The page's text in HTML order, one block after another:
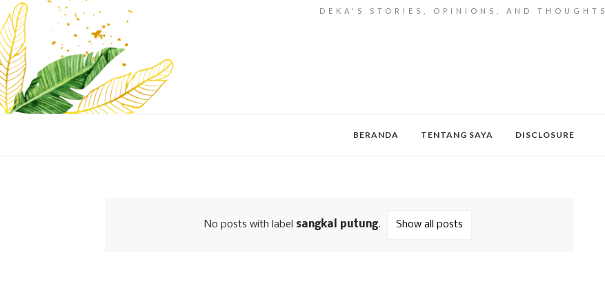
DEKA'S STORIES, OPINIONS, AND THOUGHTS
BERANDA TENTANG SAYA DISCLOSURE
No posts with label sangkal putung. Show all posts